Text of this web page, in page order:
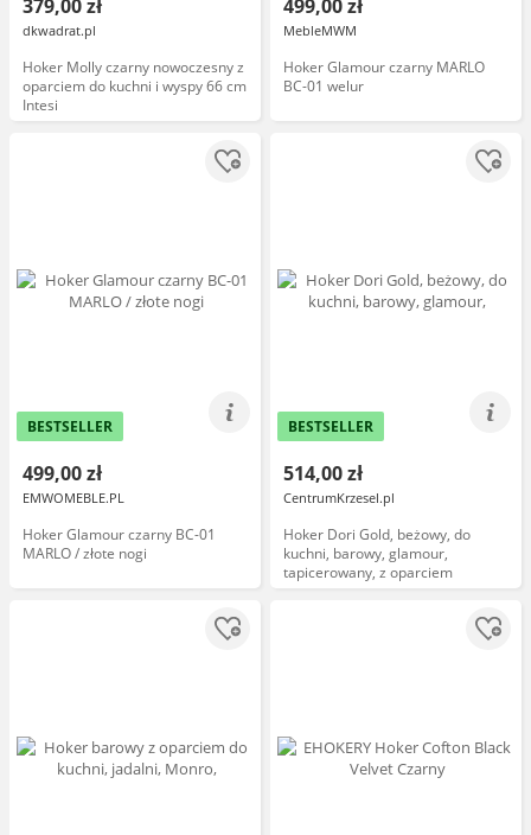
379,00 zł
dkwadrat.pl
Hoker Molly czarny nowoczesny z
oparciem do kuchni i wyspy 66 cm
Intesi
499,00 zł
MebleMWM
Hoker Glamour czarny MARLO
BC-01 welur
BESTSELLER
499,00 zł
EMWOMEBLE.PL
Hoker Glamour czarny BC-01
MARLO / złote nogi
BESTSELLER
514,00 zł
CentrumKrzesel.pl
Hoker Dori Gold, beżowy, do
kuchni, barowy, glamour,
tapicerowany, z oparciem